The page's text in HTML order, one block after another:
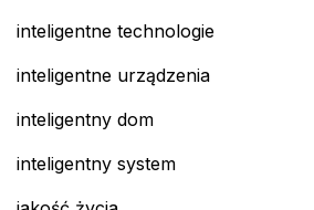
inteligentne technologie
inteligentne urządzenia
inteligentny dom
inteligentny system